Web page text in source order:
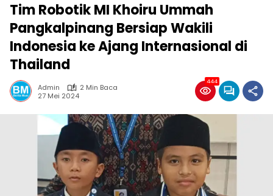
Tim Robotik MI Khoiru Ummah
Pangkalpinang Bersiap Wakili
Indonesia ke Ajang Internasional di
Thailand
Admin
2 Min Baca
27 Mei 2024
444